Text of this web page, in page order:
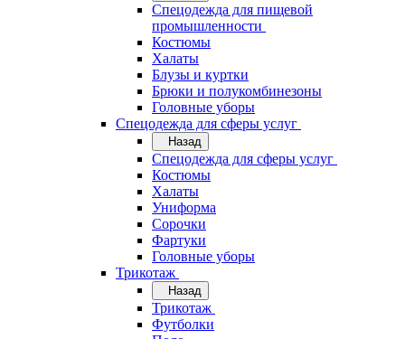
Спецодежда для пищевой
промышленности
Костюмы
Халаты
Блузы и куртки
Брюки и полукомбинезоны
Головные уборы
Спецодежда для сферы услуг
Назад
Спецодежда для сферы услуг
Костюмы
Халаты
Униформа
Сорочки
Фартуки
Головные уборы
Трикотаж
Назад
Трикотаж
Футболки